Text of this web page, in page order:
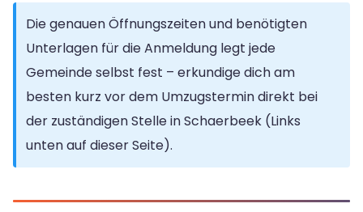
Die genauen Öffnungszeiten und benötigten
Unterlagen für die Anmeldung legt jede
Gemeinde selbst fest – erkundige dich am
besten kurz vor dem Umzugstermin direkt bei
der zuständigen Stelle in Schaerbeek (Links
unten auf dieser Seite).